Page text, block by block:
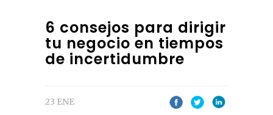
6 consejos para dirigir
tu negocio en tiempos
de incertidumbre
23 ENE